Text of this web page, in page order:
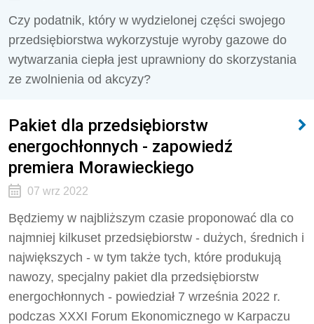
Czy podatnik, który w wydzielonej części swojego
przedsiębiorstwa wykorzystuje wyroby gazowe do
wytwarzania ciepła jest uprawniony do skorzystania
ze zwolnienia od akcyzy?
Pakiet dla przedsiębiorstw
energochłonnych - zapowiedź
premiera Morawieckiego
07 wrz 2022
Będziemy w najbliższym czasie proponować dla co
najmniej kilkuset przedsiębiorstw - dużych, średnich i
największych - w tym także tych, które produkują
nawozy, specjalny pakiet dla przedsiębiorstw
energochłonnych - powiedział 7 września 2022 r.
podczas XXXI Forum Ekonomicznego w Karpaczu